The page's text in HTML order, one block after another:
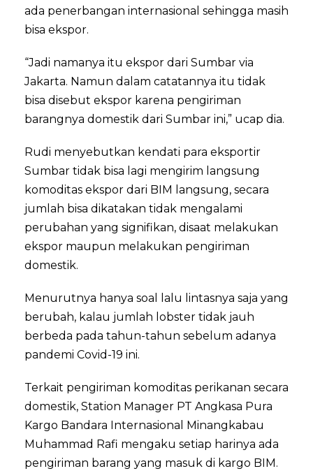
ada penerbangan internasional sehingga masih
bisa ekspor.
“Jadi namanya itu ekspor dari Sumbar via
Jakarta. Namun dalam catatannya itu tidak
bisa disebut ekspor karena pengiriman
barangnya domestik dari Sumbar ini,” ucap dia.
Rudi menyebutkan kendati para eksportir
Sumbar tidak bisa lagi mengirim langsung
komoditas ekspor dari BIM langsung, secara
jumlah bisa dikatakan tidak mengalami
perubahan yang signifikan, disaat melakukan
ekspor maupun melakukan pengiriman
domestik.
Menurutnya hanya soal lalu lintasnya saja yang
berubah, kalau jumlah lobster tidak jauh
berbeda pada tahun-tahun sebelum adanya
pandemi Covid-19 ini.
Terkait pengiriman komoditas perikanan secara
domestik, Station Manager PT Angkasa Pura
Kargo Bandara Internasional Minangkabau
Muhammad Rafi mengaku setiap harinya ada
pengiriman barang yang masuk di kargo BIM.